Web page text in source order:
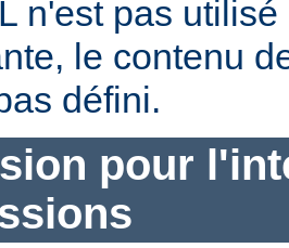
n'est pas
le contenu
défini.
pour